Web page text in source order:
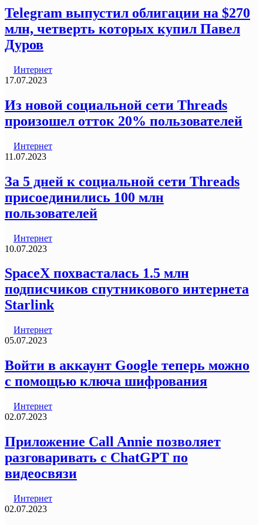
Telegram выпустил облигации на $270
млн, четверть которых купил Павел
Дуров
Интернет
17.07.2023
Из новой социальной сети Threads
произошел отток 20% пользователей
Интернет
11.07.2023
За 5 дней к социальной сети Threads
присоединились 100 млн
пользователей
Интернет
10.07.2023
SpaceX похвасталась 1.5 млн
подписчиков спутникового интернета
Starlink
Интернет
05.07.2023
Войти в аккаунт Google теперь можно
с помощью ключа шифрования
Интернет
02.07.2023
Приложение Call Annie позволяет
разговаривать с ChatGPT по
видеосвязи
Интернет
02.07.2023